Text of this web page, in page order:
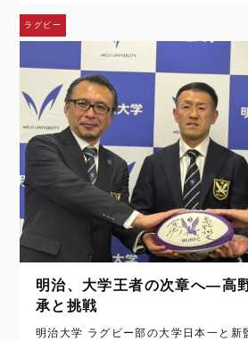
ラグビー
明治、大学王者の次章へ—高
承と挑戦
明治大学 ラグビー部の大学日本一と新